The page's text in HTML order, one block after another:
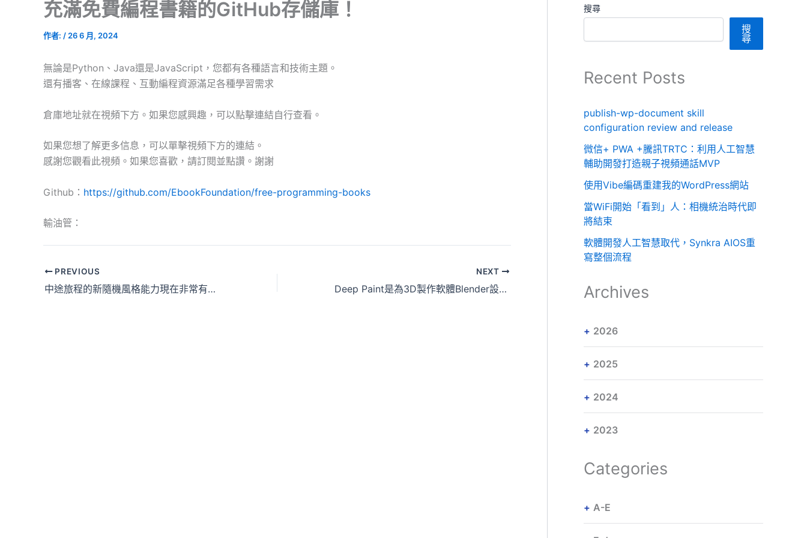
充滿免費編程書籍的GitHub存儲庫！
作者: / 26 6 月, 2024
無論是Python、Java還是JavaScript，您都有各種語言和技術主題。
還有播客、在線課程、互動編程資源滿足各種學習需求
倉庫地址就在視頻下方。如果您感興趣，可以點擊連結自行查看。
如果您想了解更多信息，可以單擊視頻下方的連結。
感謝您觀看此視頻。如果您喜歡，請訂閱並點讚。謝謝
Github： https://github.com/EbookFoundation/free-programming-books
輸油管：
PREVIOUS
中途旅程的新隨機風格能力現在非常有用。
NEXT
Deep Paint是為3D製作軟體Blender設計的插件
搜尋
搜
尋
Recent Posts
publish-wp-document skill
configuration review and release
微信+ PWA +騰訊TRTC：利用人工智慧
輔助開發打造親子視頻通話MVP
使用Vibe編碼重建我的WordPress網站
當WiFi開始「看到」人：相機統治時代即
將結束
軟體開發人工智慧取代，Synkra AIOS重
寫整個流程
Archives
2026
2025
2024
2023
Categories
A-E